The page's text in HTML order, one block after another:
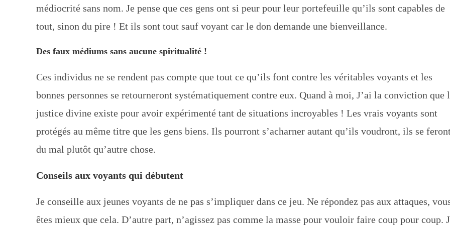
médiocrité sans nom. Je pense que ces gens ont si peur pour leur portefeuille qu’ils sont capables de
tout, sinon du pire ! Et ils sont tout sauf voyant car le don demande une bienveillance.
Des faux médiums sans aucune spiritualité !
Ces individus ne se rendent pas compte que tout ce qu’ils font contre les véritables voyants et les
bonnes personnes se retourneront systématiquement contre eux. Quand à moi, J’ai la conviction que
justice divine existe pour avoir expérimenté tant de situations incroyables ! Les vrais voyants sont
protégés au même titre que les gens biens. Ils pourront s’acharner autant qu’ils voudront, ils se
du mal plutôt qu’autre chose.
Conseils aux voyants qui débutent
Je conseille aux jeunes voyants de ne pas s’impliquer dans ce jeu. Ne répondez pas aux attaques,
êtes mieux que cela. D’autre part, n’agissez pas comme la masse pour vouloir faire coup pour coup.